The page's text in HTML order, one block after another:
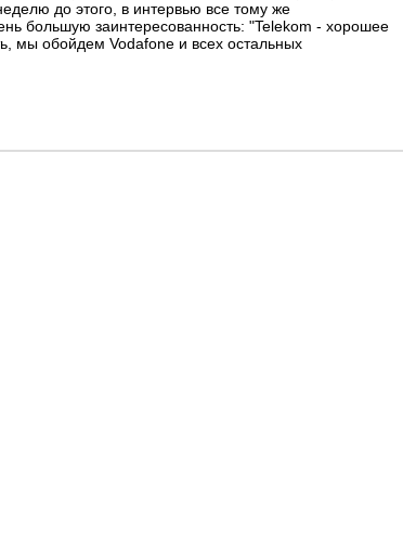
до этого, в интервью все тому же
большую заинтересованность: "Telekom - хорошее
мы обойдем Vodafone и всех остальных